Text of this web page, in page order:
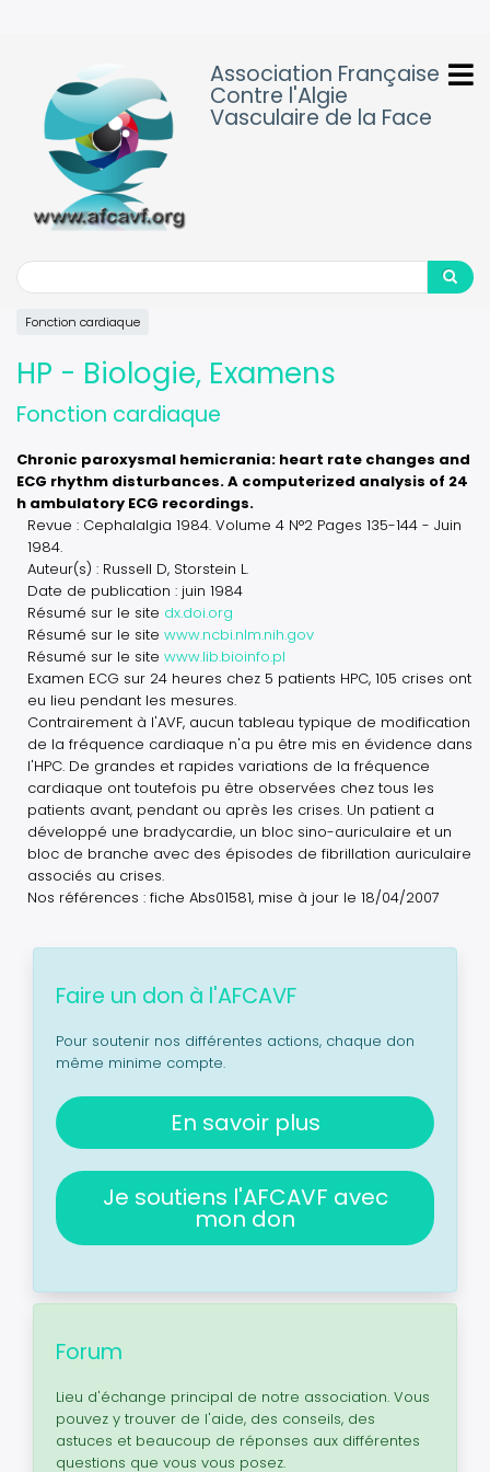
Association Française
Contre l'Algie
Vasculaire de la Face
Search
Search
Fonction cardiaque
HP - Biologie, Examens
Fonction cardiaque
Chronic paroxysmal hemicrania: heart rate changes and
ECG rhythm disturbances. A computerized analysis of 24
h ambulatory ECG recordings.
Revue : Cephalalgia 1984. Volume 4 N°2 Pages 135-144 - Juin
1984.
Auteur(s) : Russell D, Storstein L.
Date de publication : juin 1984
Résumé sur le site dx.doi.org
Résumé sur le site www.ncbi.nlm.nih.gov
Résumé sur le site www.lib.bioinfo.pl
Examen ECG sur 24 heures chez 5 patients HPC, 105 crises ont
eu lieu pendant les mesures.
Contrairement à l'AVF, aucun tableau typique de modification
de la fréquence cardiaque n'a pu être mis en évidence dans
l'HPC. De grandes et rapides variations de la fréquence
cardiaque ont toutefois pu être observées chez tous les
patients avant, pendant ou après les crises. Un patient a
développé une bradycardie, un bloc sino-auriculaire et un
bloc de branche avec des épisodes de fibrillation auriculaire
associés au crises.
Nos références : fiche Abs01581, mise à jour le 18/04/2007
Faire un don à l'AFCAVF
Pour soutenir nos différentes actions, chaque don
même minime compte.
En savoir plus
Je soutiens l'AFCAVF avec
mon don
Forum
Lieu d'échange principal de notre association. Vous
pouvez y trouver de l'aide, des conseils, des
astuces et beaucoup de réponses aux différentes
questions que vous vous posez.